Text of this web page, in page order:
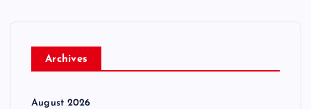
Archives
August 2026